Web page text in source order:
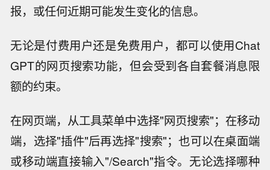
报，或任何近期可能发生变化的信息。
无论是付费用户还是免费用户，都可以使用Chat
GPT的网页搜索功能，但会受到各自套餐消息限
额的约束。
在网页端，从工具菜单中选择"网页搜索"；在移动
端，选择"插件"后再选择"搜索"；也可以在桌面端
或移动端直接输入"/Search"指令。无论选择哪种